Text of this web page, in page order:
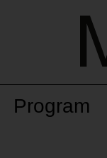
Program